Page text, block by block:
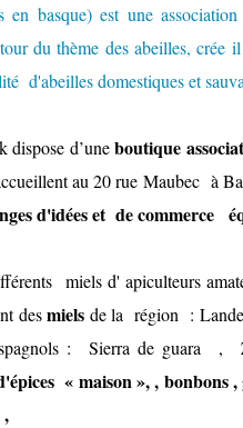
en basque) est une
du thème des abeilles, crée
d'abeilles domestiques et
dispose d’uneboutique
au 20 rue Maubec à
d'idées et de commerce
miels d' apiculteurs
desmiels de la région :
: Sierra de guara
« maison », , bonbons
,